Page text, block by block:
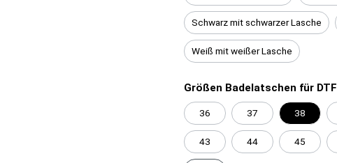
Schwarz mit schwarzer Lasche
Weiß mit weißer Lasche
Größen Badelatschen für DTF
36 37 38
43 44 45